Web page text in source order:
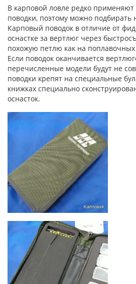
В карповой ловле редко
поводки, поэтому можно
Карповый поводок в отличие от
оснастке за вертлюг через
похожую петлю как на
Если поводок оканчивается
перечисленные модели будут не
поводки крепят на специальные
книжках специально
оснасток.